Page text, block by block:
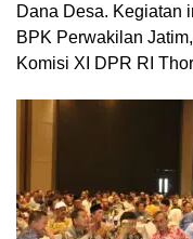
Dana Desa. Kegiatan
BPK Perwakilan
Komisi XI DPR RI